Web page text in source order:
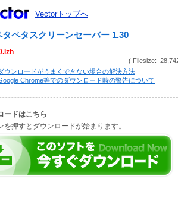
Vectorトップへ
タペタスクリーンセーバー 1.30
( Filesize:
ウンロードがうまくできない場合の解決方法
Chrome等でのダウンロード時の警告について
ードはこちら
押すとダウンロードが始まります。